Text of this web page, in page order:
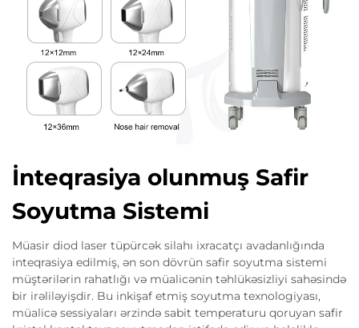
İnteqrasiya olunmuş Safir
Soyutma Sistemi
Müasir diod laser tüpürcək silahı ixracatçı avadanlığında
inteqrasiya edilmiş, ən son dövrün safir soyutma sistemi
müştərilərin rahatlığı və müalicənin təhlükəsizliyi sahəsində
bir irəliləyişdir. Bu inkişaf etmiş soyutma texnologiyası,
müalicə sessiyaları ərzində sabit temperaturu qoruyan safir